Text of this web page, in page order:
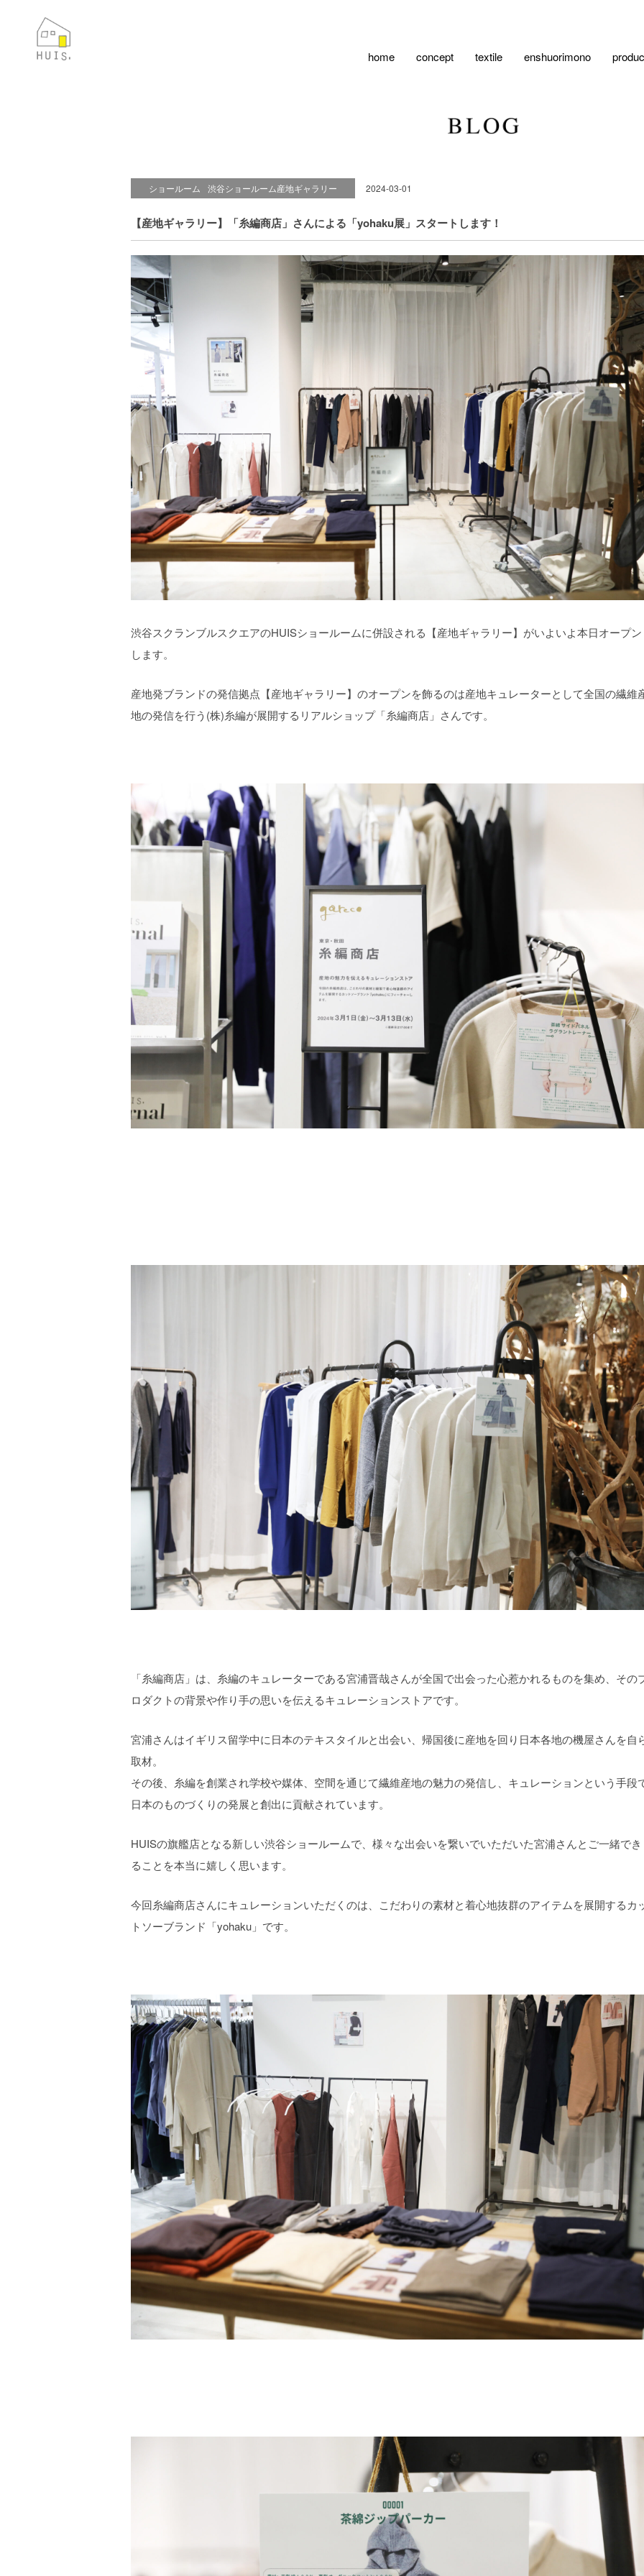
home concept textile enshuorimono
ショールーム 渋谷ショールーム産地ギャラリー 2024-03-01
【産地ギャラリー】「糸編商店」さんによる「yohaku展」スタートします！
渋谷スクランブルスクエアのHUISショールームに併設される【産地ギャラリー】がいよいよ本日オープン
します。
産地発ブランドの発信拠点【産地ギャラリー】のオープンを飾るのは産地キュレーターとして全国の繊維
地の発信を行う(株)糸編が展開するリアルショップ「糸編商店」さんです。
「糸編商店」は、糸編のキュレーターである宮浦晋哉さんが全国で出会った心惹かれるものを集め、その
ロダクトの背景や作り手の思いを伝えるキュレーションストアです。
宮浦さんはイギリス留学中に日本のテキスタイルと出会い、帰国後に産地を回り日本各地の機屋さんを自
取材。
その後、糸編を創業され学校や媒体、空間を通じて繊維産地の魅力の発信し、キュレーションという手段
日本のものづくりの発展と創出に貢献されています。
HUISの旗艦店となる新しい渋谷ショールームで、様々な出会いを繋いでいただいた宮浦さんとご一緒でき
ることを本当に嬉しく思います。
今回糸編商店さんにキュレーションいただくのは、こだわりの素材と着心地抜群のアイテムを展開するカ
トソーブランド「yohaku」です。